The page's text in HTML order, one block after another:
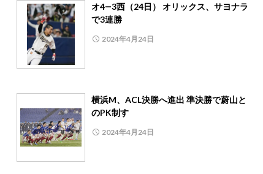
オ4―3西（24日） オリックス、サヨナラ
で3連勝
2024年4月24日
横浜M、ACL決勝へ進出 準決勝で蔚山と
のPK制す
2024年4月24日